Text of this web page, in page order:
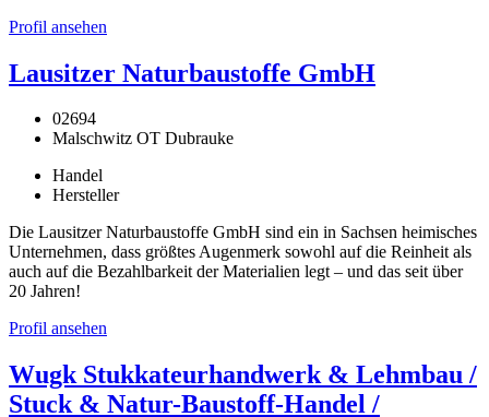
Profil ansehen
Lausitzer Naturbaustoffe GmbH
02694
Malschwitz OT Dubrauke
Handel
Hersteller
Die Lausitzer Naturbaustoffe GmbH sind ein in Sachsen heimisches
Unternehmen, dass größtes Augenmerk sowohl auf die Reinheit als
auch auf die Bezahlbarkeit der Materialien legt – und das seit über
20 Jahren!
Profil ansehen
Wugk Stukkateurhandwerk & Lehmbau /
Stuck & Natur-Baustoff-Handel /